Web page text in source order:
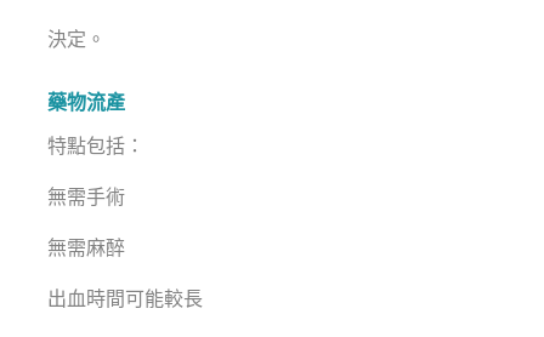
決定。
藥物流產
特點包括：
無需手術
無需麻醉
出血時間可能較長